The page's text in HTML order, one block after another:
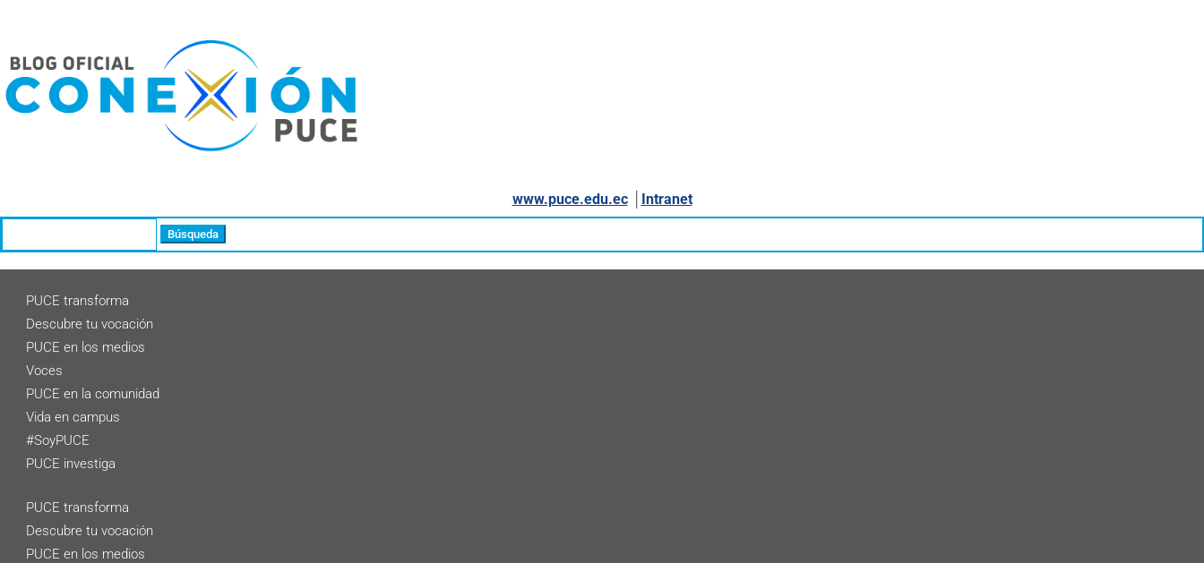
www.puce.edu.ec│ Intranet
PUCE transforma
Descubre tu vocación
PUCE en los medios
Voces
PUCE en la comunidad
Vida en campus
#SoyPUCE
PUCE investiga
PUCE transforma
Descubre tu vocación
PUCE en los medios